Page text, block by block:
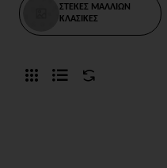
ΣΤΕΚΕΣ ΜΑΛΛΙΩΝ
ΚΛΑΣΙΚΕΣ